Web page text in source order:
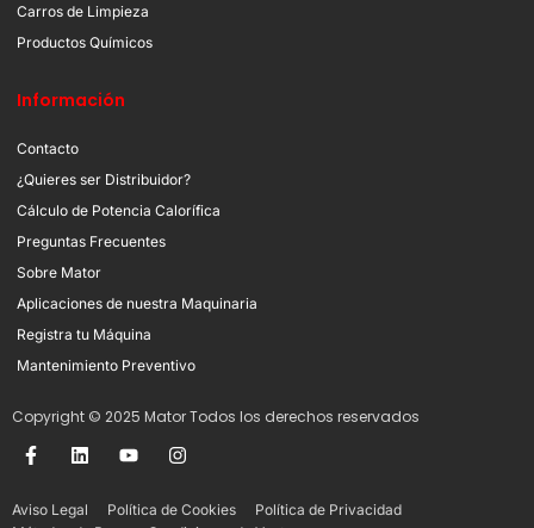
Carros de Limpieza
Productos Químicos
Información
Contacto
¿Quieres ser Distribuidor?
Cálculo de Potencia Calorífica
Preguntas Frecuentes
Sobre Mator
Aplicaciones de nuestra Maquinaria
Registra tu Máquina
Mantenimiento Preventivo
Copyright © 2025 Mator Todos los derechos reservados
Aviso Legal Política de Cookies
Política de Privacidad